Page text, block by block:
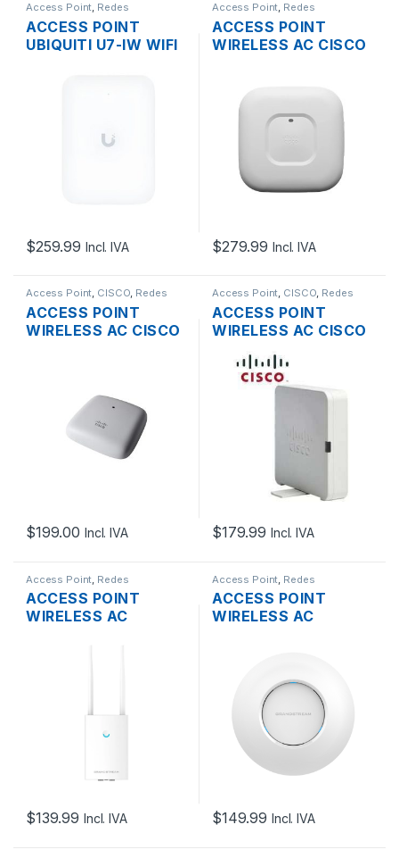
Access Point, Redes
ACCESS POINT
UBIQUITI U7-IW WIFI
$259.99 Incl. IVA
Access Point, Redes
ACCESS POINT
WIRELESS AC CISCO
DUAL BAND
802.11MBPS MU-
$279.99 Incl. IVA
Access Point, CISCO, Redes
ACCESS POINT
WIRELESS AC CISCO
MIMO 2×2 867MBPS
GIGABIT SOPORTA
POE TECHO
$199.00 Incl. IVA
Access Point, CISCO, Redes
ACCESS POINT
WIRELESS AC CISCO
BAND 867MBPS
GIGABIT SOPORTE
$179.99 Incl. IVA
Access Point Redes
ACCESS POINT
WIRELESS AC
$139.99 Incl. IVA
Access Point Redes
ACCESS POINT
WIRELESS AC
MIMO 4X4 2.33GBPS,
2XRJ45 GIGABIT
POE+ DE TECHO
$149.99 Incl. IVA